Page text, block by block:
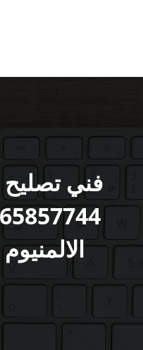
فني تصليح